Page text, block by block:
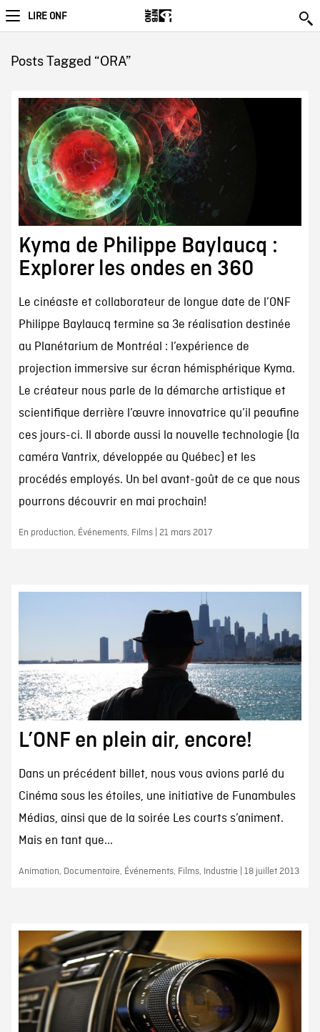
LIRE ONF
Posts Tagged “ORA”
Kyma de Philippe Baylaucq :
Explorer les ondes en 360
Le cinéaste et collaborateur de longue date de l’ONF
Philippe Baylaucq termine sa 3e réalisation destinée
au Planétarium de Montréal : l’expérience de
projection immersive sur écran hémisphérique Kyma.
Le créateur nous parle de la démarche artistique et
scientifique derrière l’œuvre innovatrice qu’il peaufine
ces jours-ci. Il aborde aussi la nouvelle technologie (la
caméra Vantrix, développée au Québec) et les
procédés employés. Un bel avant-goût de ce que nous
pourrons découvrir en mai prochain!
En production, Événements, Films | 21 mars 2017
L’ONF en plein air, encore!
Dans un précédent billet, nous vous avions parlé du
Cinéma sous les étoiles, une initiative de Funambules
Médias, ainsi que de la soirée Les courts s’animent.
Mais en tant que...
Animation, Documentaire, Événements, Films, Industrie | 18 juillet 2013